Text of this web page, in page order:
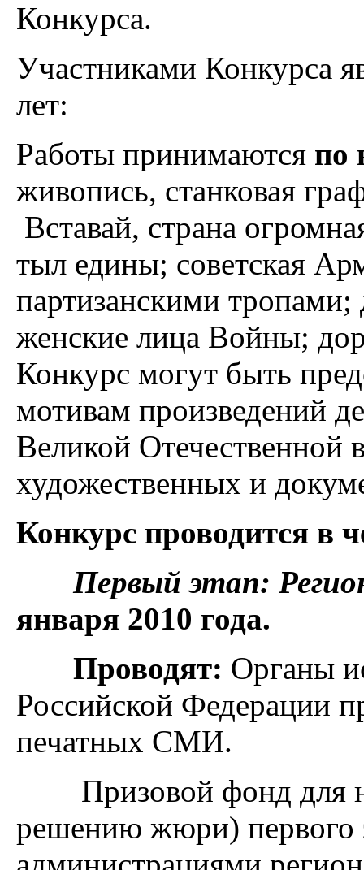
Конкурса.
Участниками Конкурса
лет:
Работы принимаются по
живопись, станковая
Вставай, страна
тыл едины; советская
партизанскими тропами;
женские лица Войны;
Конкурс могут быть
мотивам произведений
Великой Отечественной
художественных и
Конкурс проводится в
Первый этап:
января 2010 года.
Проводят: Органы
Российской Федерации
печатных СМИ.
Призовой фонд для
решению жюри) первого